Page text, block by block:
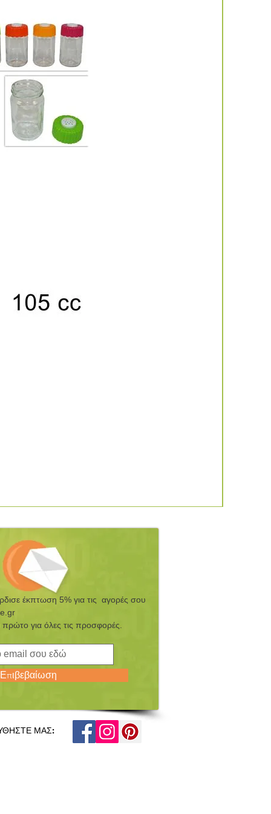
έκπτωση 5% για τις αγορές σου
για όλες τις προσφορές.
Επιβεβαίωση
ΜΑΣ: